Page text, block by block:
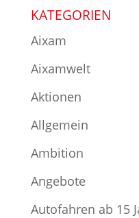
KATEGORIEN
Aixam
Aixamwelt
Aktionen
Allgemein
Ambition
Angebote
Autofahren ab 15